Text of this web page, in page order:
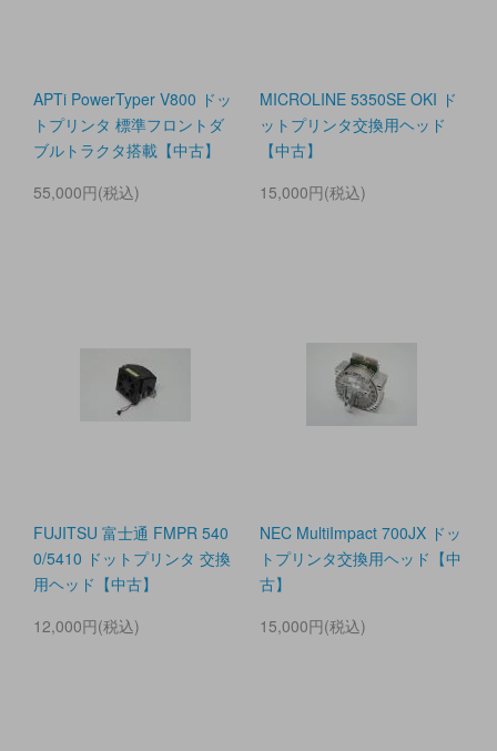
APTi PowerTyper V800 ドッ
トプリンタ 標準フロントダ
ブルトラクタ搭載【中古】
55,000円(税込)
MICROLINE 5350SE OKI ド
ットプリンタ交換用ヘッド
【中古】
15,000円(税込)
FUJITSU 富士通 FMPR 540
0/5410 ドットプリンタ 交換
用ヘッド【中古】
12,000円(税込)
NEC MultiImpact 700JX ドッ
トプリンタ交換用ヘッド【中
古】
15,000円(税込)